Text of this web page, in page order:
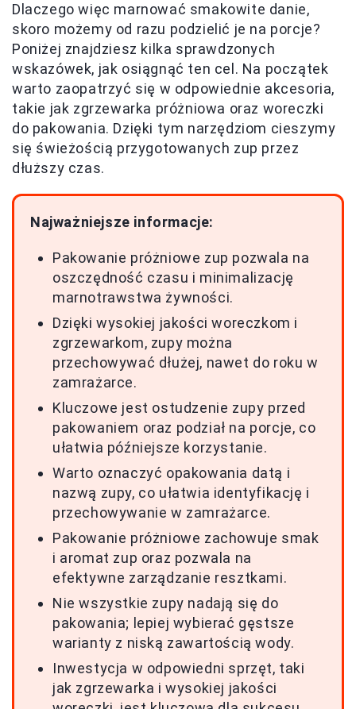
Dlaczego więc marnować smakowite danie,
skoro możemy od razu podzielić je na porcje?
Poniżej znajdziesz kilka sprawdzonych
wskazówek, jak osiągnąć ten cel. Na początek
warto zaopatrzyć się w odpowiednie akcesoria,
takie jak zgrzewarka próżniowa oraz woreczki
do pakowania. Dzięki tym narzędziom cieszymy
się świeżością przygotowanych zup przez
dłuższy czas.
Najważniejsze informacje:
Pakowanie próżniowe zup pozwala na
oszczędność czasu i minimalizację
marnotrawstwa żywności.
Dzięki wysokiej jakości woreczkom i
zgrzewarkom, zupy można
przechowywać dłużej, nawet do roku w
zamrażarce.
Kluczowe jest ostudzenie zupy przed
pakowaniem oraz podział na porcje, co
ułatwia późniejsze korzystanie.
Warto oznaczyć opakowania datą i
nazwą zupy, co ułatwia identyfikację i
przechowywanie w zamrażarce.
Pakowanie próżniowe zachowuje smak
i aromat zup oraz pozwala na
efektywne zarządzanie resztkami.
Nie wszystkie zupy nadają się do
pakowania; lepiej wybierać gęstsze
warianty z niską zawartością wody.
Inwestycja w odpowiedni sprzęt, taki
jak zgrzewarka i wysokiej jakości